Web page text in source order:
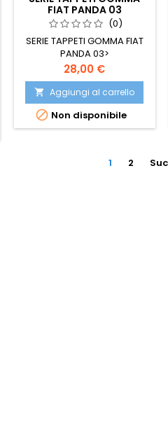
FIAT PANDA 03
(0)
SERIE TAPPETI GOMMA FIAT
PANDA 03>
Prezzo
28,00 €
 Aggiungi al carrello
 Non disponibile
1 2